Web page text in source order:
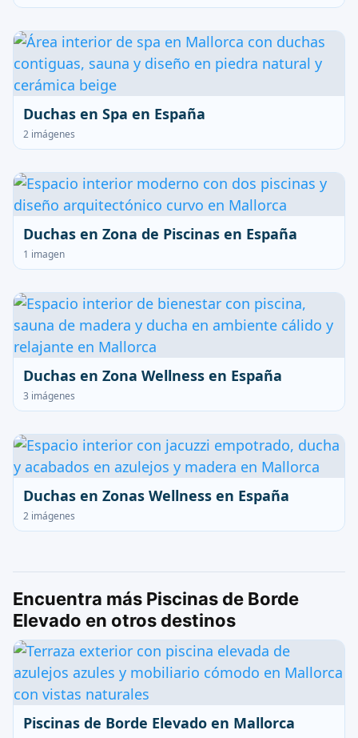
Duchas en Spa en España
2 imágenes
Duchas en Zona de Piscinas en España
1 imagen
Duchas en Zona Wellness en España
3 imágenes
Duchas en Zonas Wellness en España
2 imágenes
Encuentra más Piscinas de Borde
Elevado en otros destinos
Piscinas de Borde Elevado en Mallorca